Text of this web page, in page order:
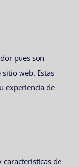
pues son
web. Estas
experiencia de
características de